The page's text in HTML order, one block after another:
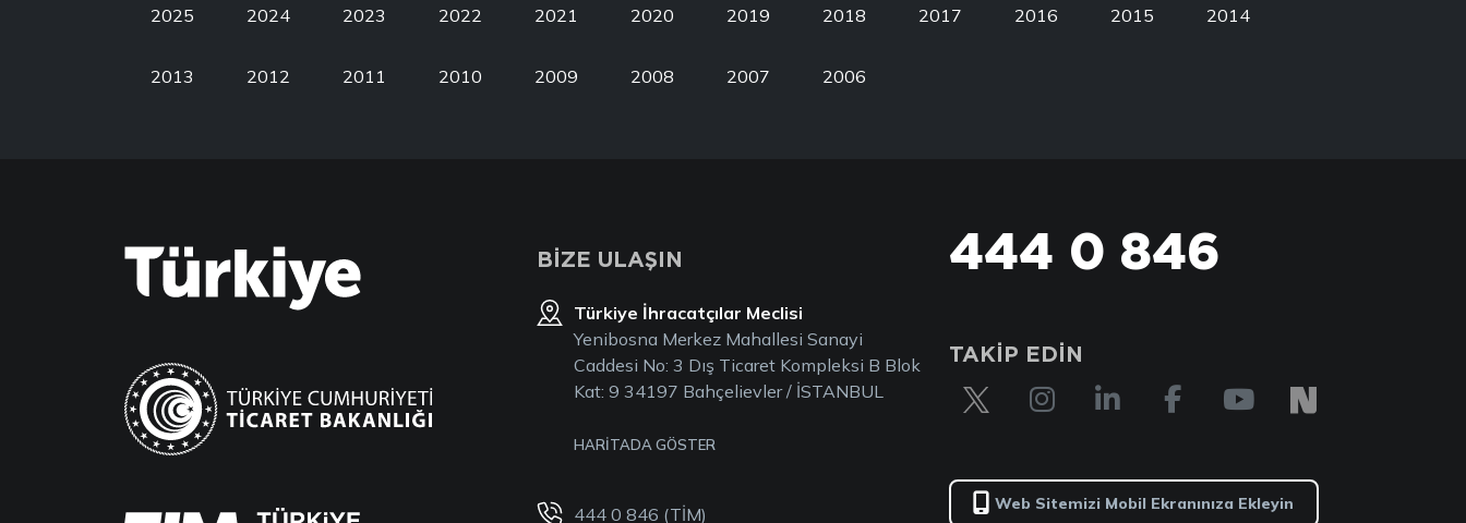
2025 2024 2023 2022 2021 2020 2019 2018 2017 2016 2015 2014
2013 2012 2011 2010 2009 2008 2007 2006
BİZE ULAŞIN
Türkiye İhracatçılar Meclisi
Yenibosna Merkez Mahallesi Sanayi
Caddesi No: 3 Dış Ticaret Kompleksi B Blok
Kat: 9 34197 Bahçelievler / İSTANBUL
HARİTADA GÖSTER
444 0 846 (TİM)
444 0 846
TAKİP EDİN
Web Sitemizi Mobil Ekranınıza Ekleyin